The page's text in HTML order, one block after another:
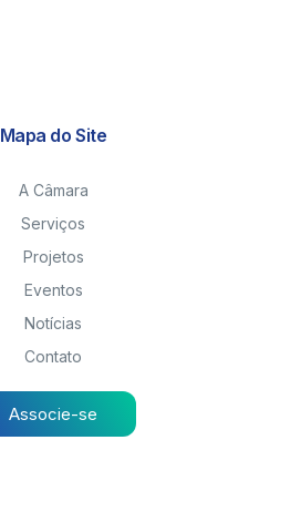
Mapa do Site
A Câmara
Serviços
Projetos
Eventos
Notícias
Contato
Associe-se